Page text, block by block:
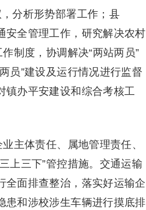
分析形势部署工作；县
安全管理工作，研究解决农村
制度，协调解决“两站两员”
员”建设及运行情况进行监督
镇办平安建设和综合考核工
主体责任、属地管理责任、
上三下”管控措施。交通运输
全面排查整治，落实好运输企
患和涉校涉生车辆进行摸底排